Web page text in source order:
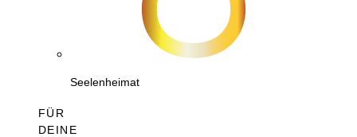
Seelenheimat
FÜR
DEINE